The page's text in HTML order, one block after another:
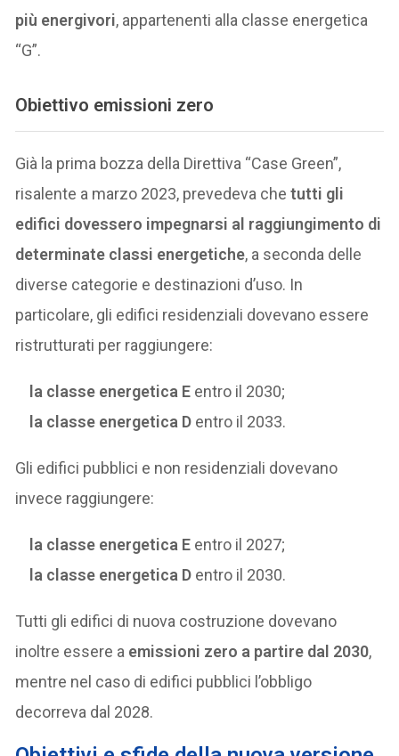
più energivori, appartenenti alla classe energetica
“G”.
Obiettivo emissioni zero
Già la prima bozza della Direttiva “Case Green”,
risalente a marzo 2023, prevedeva chetutti gli
edifici dovessero impegnarsi al raggiungimento di
determinate classi energetiche, a seconda delle
diverse categorie e destinazioni d’uso. In
particolare, gli edifici residenziali dovevano essere
ristrutturati per raggiungere:
la classe energetica E entro il 2030;
la classe energetica D entro il 2033.
Gli edifici pubblici e non residenziali dovevano
invece raggiungere:
la classe energetica E entro il 2027;
la classe energetica D entro il 2030.
Tutti gli edifici di nuova costruzione dovevano
inoltre essere a emissioni zero a partire dal 2030,
mentre nel caso di edifici pubblici l’obbligo
decorreva dal 2028.